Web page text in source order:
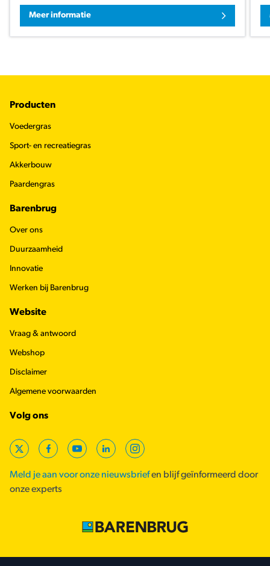
Meer informatie
Footer
Producten
Voedergras
Sport- en recreatiegras
Akkerbouw
Paardengras
Barenbrug
Over ons
Duurzaamheid
Innovatie
Werken bij Barenbrug
Website
Vraag & antwoord
Webshop
Disclaimer
Algemene voorwaarden
Volg ons
X FacebookYouTubeLinkedInInstagram
Meld je aan voor onze nieuwsbriefen blijf geïnformeerd door
onze experts